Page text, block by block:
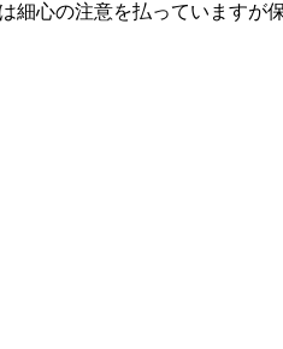
細心の注意を払っていますが